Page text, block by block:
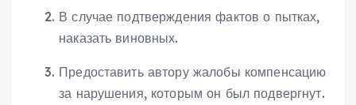
В случае подтверждения фактов о пытках,
наказать виновных.
Предоставить автору жалобы компенсацию
за нарушения, которым он был подвергнут.